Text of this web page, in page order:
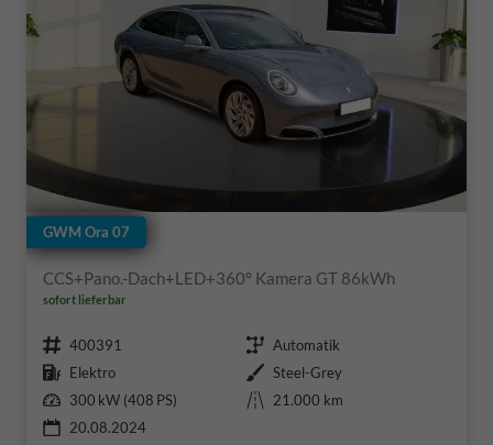
GWM Ora 07
CCS+Pano.-Dach+LED+360° Kamera GT 86kWh
sofort lieferbar
Fahrzeugnr. 400391 Getriebe Automatik
Kraftstoff Elektro Außenfarbe Steel-Grey
Leistung 300 kW (408 PS) Kilometerstand
21.000 km
20.08.2024